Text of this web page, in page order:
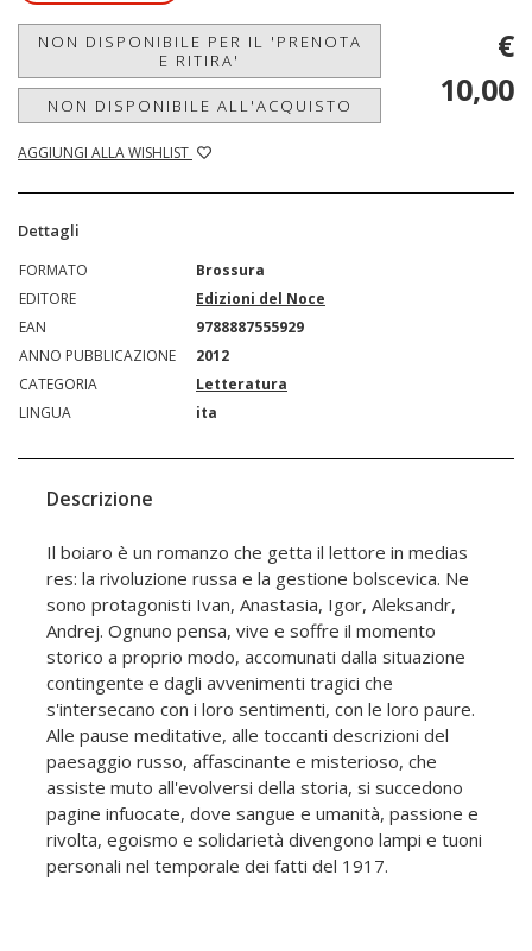
NON DISPONIBILE PER IL 'PRENOTA
E RITIRA'
NON DISPONIBILE ALL'ACQUISTO
AGGIUNGI ALLA WISHLIST
€
10,00
Dettagli
FORMATO
Brossura
EDITORE
Edizioni del Noce
EAN
9788887555929
ANNO PUBBLICAZIONE
2012
CATEGORIA
Letteratura
LINGUA
ita
Descrizione
Il boiaro è un romanzo che getta il lettore in medias
res: la rivoluzione russa e la gestione bolscevica. Ne
sono protagonisti Ivan, Anastasia, Igor, Aleksandr,
Andrej. Ognuno pensa, vive e soffre il momento
storico a proprio modo, accomunati dalla situazione
contingente e dagli avvenimenti tragici che
s'intersecano con i loro sentimenti, con le loro paure.
Alle pause meditative, alle toccanti descrizioni del
paesaggio russo, affascinante e misterioso, che
assiste muto all'evolversi della storia, si succedono
pagine infuocate, dove sangue e umanità, passione e
rivolta, egoismo e solidarietà divengono lampi e tuoni
personali nel temporale dei fatti del 1917.